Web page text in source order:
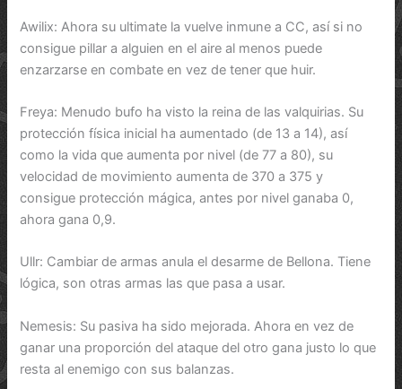
Awilix: Ahora su ultimate la vuelve inmune a CC, así si no
consigue pillar a alguien en el aire al menos puede
enzarzarse en combate en vez de tener que huir.
Freya: Menudo bufo ha visto la reina de las valquirias. Su
protección física inicial ha aumentado (de 13 a 14), así
como la vida que aumenta por nivel (de 77 a 80), su
velocidad de movimiento aumenta de 370 a 375 y
consigue protección mágica, antes por nivel ganaba 0,
ahora gana 0,9.
Ullr: Cambiar de armas anula el desarme de Bellona. Tiene
lógica, son otras armas las que pasa a usar.
Nemesis: Su pasiva ha sido mejorada. Ahora en vez de
ganar una proporción del ataque del otro gana justo lo que
resta al enemigo con sus balanzas.